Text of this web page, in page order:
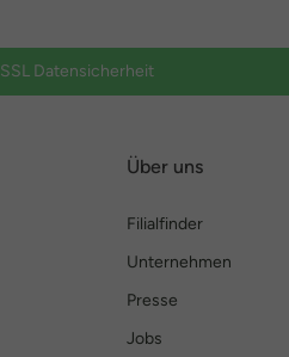
SSL Datensicherheit
Über uns
Filialfinder
Unternehmen
Presse
Jobs